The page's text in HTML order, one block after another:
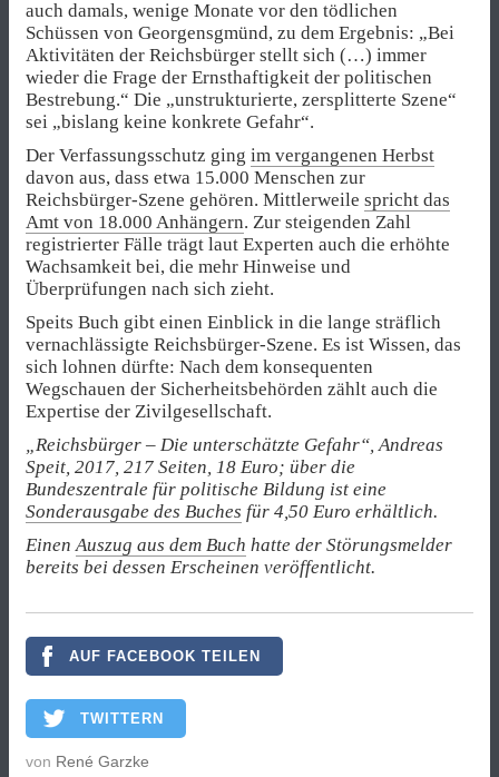
auch damals, wenige Monate vor den tödlichen
Schüssen von Georgensgmünd, zu dem Ergebnis: „Bei
Aktivitäten der Reichsbürger stellt sich (…) immer
wieder die Frage der Ernsthaftigkeit der politischen
Bestrebung.“ Die „unstrukturierte, zersplitterte Szene“
sei „bislang keine konkrete Gefahr“.
Der Verfassungsschutz ging im vergangenen Herbst
davon aus, dass etwa 15.000 Menschen zur
Reichsbürger-Szene gehören. Mittlerweile spricht das
Amt von 18.000 Anhängern. Zur steigenden Zahl
registrierter Fälle trägt laut Experten auch die erhöhte
Wachsamkeit bei, die mehr Hinweise und
Überprüfungen nach sich zieht.
Speits Buch gibt einen Einblick in die lange sträflich
vernachlässigte Reichsbürger-Szene. Es ist Wissen, das
sich lohnen dürfte: Nach dem konsequenten
Wegschauen der Sicherheitsbehörden zählt auch die
Expertise der Zivilgesellschaft.
„Reichsbürger – Die unterschätzte Gefahr“, Andreas
Speit, 2017, 217 Seiten, 18 Euro; über die
Bundeszentrale für politische Bildung ist eine
Sonderausgabe des Buches für 4,50 Euro erhältlich.
EinenAuszug aus dem Buch hatte der Störungsmelder
bereits bei dessen Erscheinen veröffentlicht.
AUF FACEBOOK TEILEN
TWITTERN
von René Garzke